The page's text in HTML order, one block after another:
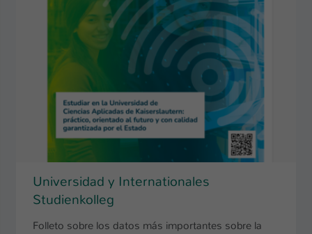
Universidad y Internationales
Studienkolleg
Folleto sobre los datos más importantes sobre la